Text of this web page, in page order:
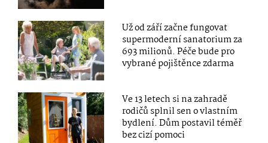
Už od září začne fungovat
supermoderní sanatorium za
693 milionů. Péče bude pro
vybrané pojištěnce zdarma
Ve 13 letech si na zahradě
rodičů splnil sen o vlastním
bydlení. Dům postavil téměř
bez cizí pomoci